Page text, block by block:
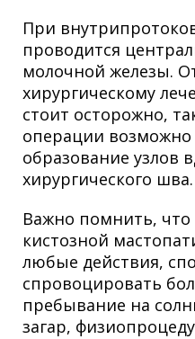
При
проводится
молочной железы.
хирургическому
стоит осторожно,
операции
образование узлов
хирургического шва.
Важно помнить,
кистозной
любые действия,
спровоцировать
пребывание на
загар,